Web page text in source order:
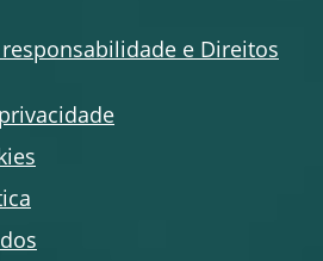
responsabilidade e Direitos